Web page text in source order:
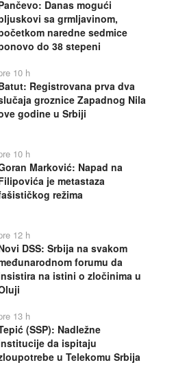
Danas mogući
sa grmljavinom,
naredne sedmice
do 38 stepeni
10 h
Registrovana prva dva
groznice Zapadnog Nila
godine u Srbiji
10 h
Marković: Napad na
je metastaza
režima
12 h
DSS: Srbija na svakom
forumu da
na istini o zločinima u
13 h
(SSP): Nadležne
da ispitaju
u Telekomu Srbija